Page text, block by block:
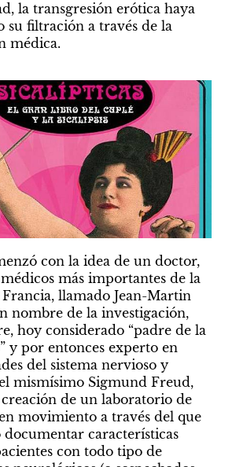
la transgresión erótica haya
su filtración a través de la
médica.
con la idea de un doctor,
más importantes de la
llamado Jean-Martin
nombre de la investigación,
hoy considerado “padre de la
y por entonces experto en
del sistema nervioso y
mismísimo Sigmund Freud,
de un laboratorio de
movimiento a través del que
documentar características
con todo tipo de